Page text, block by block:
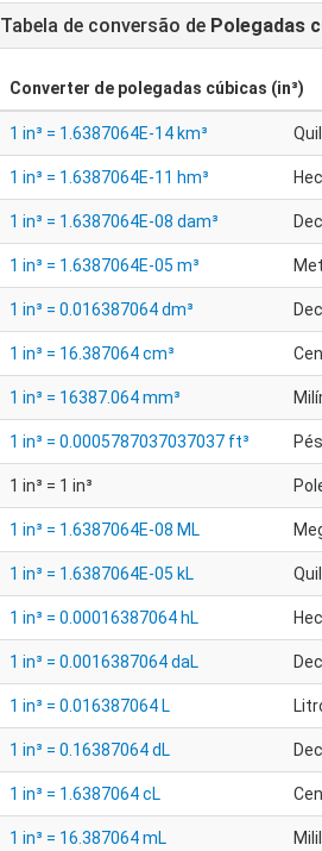
Tabela de conversão de Polegadas
Converter de polegadas cúbicas (in³)
1 in³ = 1.6387064E-14 km³
1 in³ = 1.6387064E-11 hm³
1 in³ = 1.6387064E-08 dam³
1 in³ = 1.6387064E-05 m³
1 in³ = 0.016387064 dm³
1 in³ = 16.387064 cm³
1 in³ = 16387.064 mm³
1 in³ = 0.0005787037037037 ft³
1 in³ = 1 in³
1 in³ = 1.6387064E-08 ML
1 in³ = 1.6387064E-05 kL
1 in³ = 0.00016387064 hL
1 in³ = 0.0016387064 daL
1 in³ = 0.016387064 L
1 in³ = 0.16387064 dL
1 in³ = 1.6387064 cL
1 in³ = 16.387064 mL